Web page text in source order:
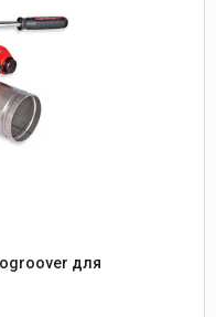
для